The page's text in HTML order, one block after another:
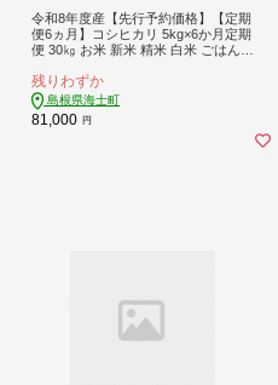
令和8年度産【先行予約価格】【定期
便6ヵ月】コシヒカリ 5kg×6か月定期
便 30㎏ お米 新米 精米 白米 ごはん
おこめ 国産 コメ ライス
残りわずか
島根県海士町
81,000 円